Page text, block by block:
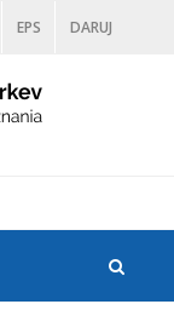
EPS DARUJ